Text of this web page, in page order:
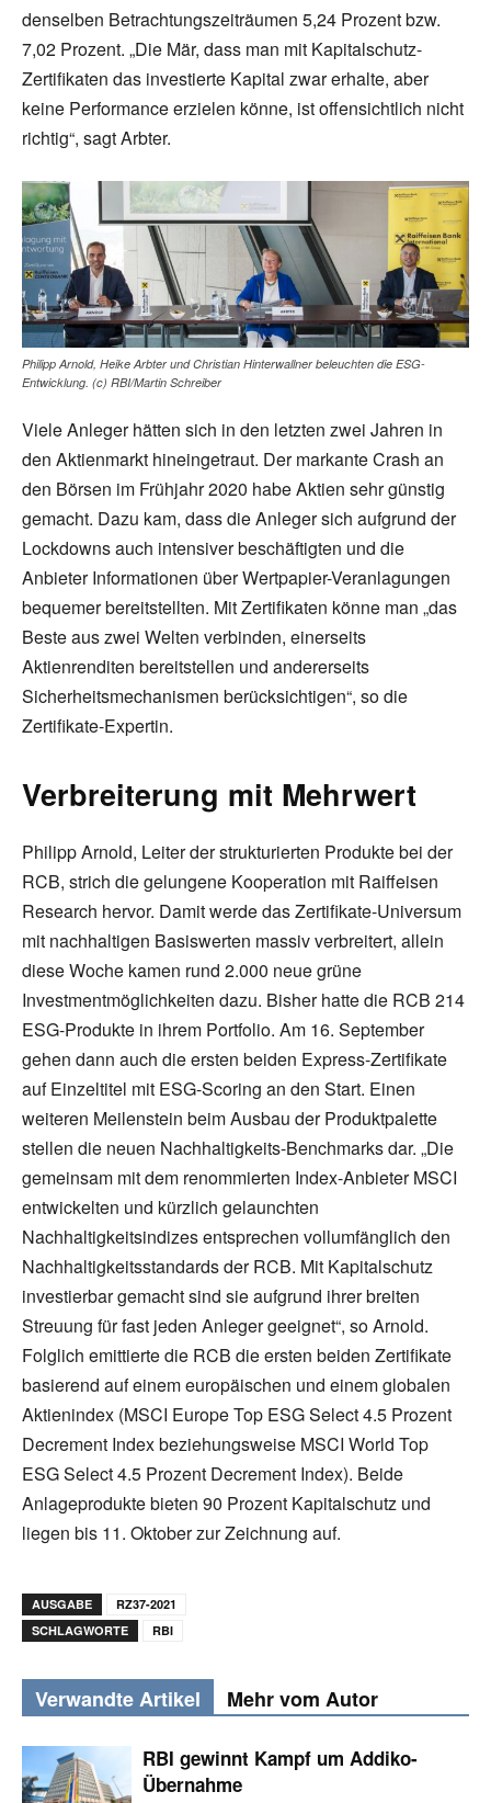
denselben Betrachtungszeiträumen 5,24 Prozent bzw.
7,02 Prozent. „Die Mär, dass man mit Kapitalschutz-
Zertifikaten das investierte Kapital zwar erhalte, aber
keine Performance erzielen könne, ist offensichtlich nicht
richtig“, sagt Arbter.
Philipp Arnold, Heike Arbter und Christian Hinterwallner beleuchten die ESG-
Entwicklung. (c) RBI/Martin Schreiber
Viele Anleger hätten sich in den letzten zwei Jahren in
den Aktienmarkt hineingetraut. Der markante Crash an
den Börsen im Frühjahr 2020 habe Aktien sehr günstig
gemacht. Dazu kam, dass die Anleger sich aufgrund der
Lockdowns auch intensiver beschäftigten und die
Anbieter Informationen über Wertpapier-Veranlagungen
bequemer bereitstellten. Mit Zertifikaten könne man „das
Beste aus zwei Welten verbinden, einerseits
Aktienrenditen bereitstellen und andererseits
Sicherheitsmechanismen berücksichtigen“, so die
Zertifikate-Expertin.
Verbreiterung mit Mehrwert
Philipp Arnold, Leiter der strukturierten Produkte bei der
RCB, strich die gelungene Kooperation mit Raiffeisen
Research hervor. Damit werde das Zertifikate-Universum
mit nachhaltigen Basiswerten massiv verbreitert, allein
diese Woche kamen rund 2.000 neue grüne
Investmentmöglichkeiten dazu. Bisher hatte die RCB 214
ESG-Produkte in ihrem Portfolio. Am 16. September
gehen dann auch die ersten beiden Express-Zertifikate
auf Einzeltitel mit ESG-Scoring an den Start. Einen
weiteren Meilenstein beim Ausbau der Produktpalette
stellen die neuen Nachhaltigkeits-Benchmarks dar. „Die
gemeinsam mit dem renommierten Index-Anbieter MSCI
entwickelten und kürzlich gelaunchten
Nachhaltigkeitsindizes entsprechen vollumfänglich den
Nachhaltigkeitsstandards der RCB. Mit Kapitalschutz
investierbar gemacht sind sie aufgrund ihrer breiten
Streuung für fast jeden Anleger geeignet“, so Arnold.
Folglich emittierte die RCB die ersten beiden Zertifikate
basierend auf einem europäischen und einem globalen
Aktienindex (MSCI Europe Top ESG Select 4.5 Prozent
Decrement Index beziehungsweise MSCI World Top
ESG Select 4.5 Prozent Decrement Index). Beide
Anlageprodukte bieten 90 Prozent Kapitalschutz und
liegen bis 11. Oktober zur Zeichnung auf.
AUSGABE
RZ37-2021
SCHLAGWORTE
RBI
Verwandte Artikel Mehr vom Autor
RBI gewinnt Kampf um Addiko-
Übernahme